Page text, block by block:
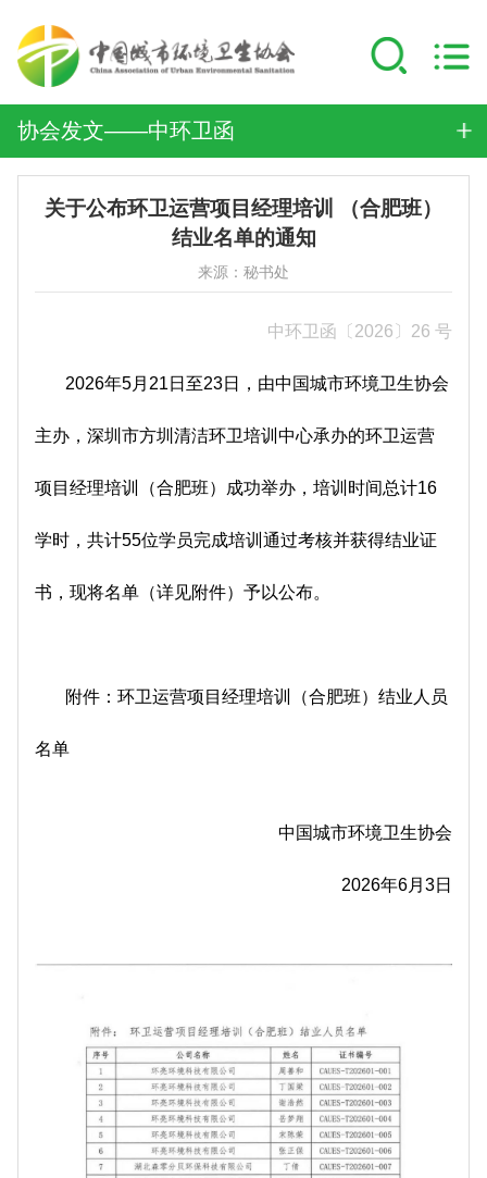
协会发文——中环卫函
关于公布环卫运营项目经理培训 （合肥班）
结业名单的通知
来源：秘书处
中环卫函〔2026〕26 号
2026年5月21日至23日，由中国城市环境卫生协会
主办，深圳市方圳清洁环卫培训中心承办的环卫运营
项目经理培训（合肥班）成功举办，培训时间总计16
学时，共计55位学员完成培训通过考核并获得结业证
书，现将名单（详见附件）予以公布。
附件：环卫运营项目经理培训（合肥班）结业人员
名单
中国城市环境卫生协会
2026年6月3日